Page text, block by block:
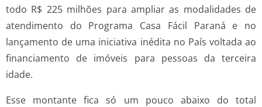
todo R$ 225 milhões para ampliar as modalidades de
atendimento do Programa Casa Fácil Paraná e no
lançamento de uma iniciativa inédita no País voltada ao
financiamento de imóveis para pessoas da terceira
idade.
Esse montante fica só um pouco abaixo do total